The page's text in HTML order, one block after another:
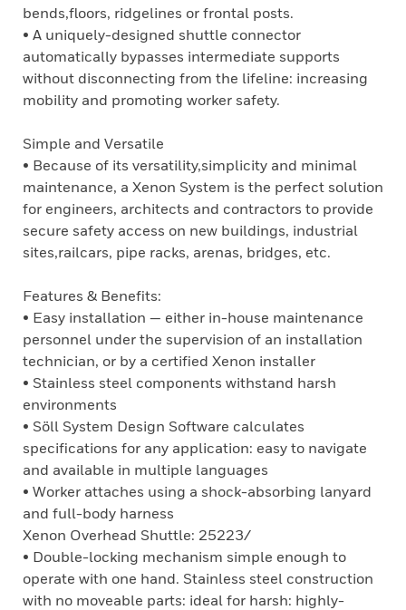
bends,floors, ridgelines or frontal posts.
• A uniquely-designed shuttle connector
automatically bypasses intermediate supports
without disconnecting from the lifeline: increasing
mobility and promoting worker safety.
Simple and Versatile
• Because of its versatility,simplicity and minimal
maintenance, a Xenon System is the perfect solution
for engineers, architects and contractors to provide
secure safety access on new buildings, industrial
sites,railcars, pipe racks, arenas, bridges, etc.
Features & Benefits:
• Easy installation — either in-house maintenance
personnel under the supervision of an installation
technician, or by a certified Xenon installer
• Stainless steel components withstand harsh
environments
• Söll System Design Software calculates
specifications for any application: easy to navigate
and available in multiple languages
• Worker attaches using a shock-absorbing lanyard
and full-body harness
Xenon Overhead Shuttle: 25223/
• Double-locking mechanism simple enough to
operate with one hand. Stainless steel construction
with no moveable parts: ideal for harsh: highly-